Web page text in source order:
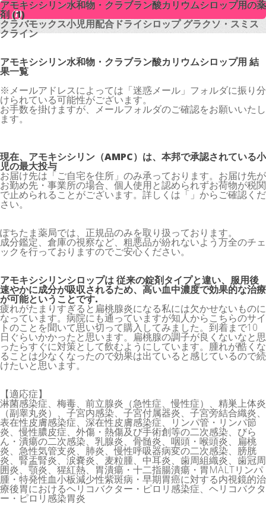
アモキシシリン水和物・クラブラン酸カリウムシロップ用の薬
剤 (1)
クラバモックス小児用配合ドライシロップ グラクソ・スミス
クライン
アモキシシリン水和物・クラブラン酸カリウムシロップ用 結
果一覧
※メールアドレスによっては「迷惑メール」フォルダに振り分
けられている可能性がございます。
お手数を掛けますが、メールフォルダのご確認をお願いいたし
ます。
現在、アモキシシリン（AMPC）は、本邦で承認されている小
児の最大投与
お届け先は「ご自宅を住所」のみ承っております。お届け先が
お勤め先・事業所の場合、個人使用と認められずお荷物が税関
で止められることがございます。詳しくは「」からご確認くだ
さい。
ぽちたま薬局では、正規品のみを取り扱っております。
成分鑑定、倉庫の視察など、粗悪品が紛れないよう万全のチェ
ックを行っておりますのでご安心ください。
アモキシシリンシロップは 従来の錠剤タイプと違い、服用後
速やかに成分が吸収されるため、高い血中濃度で効果的な治療
が可能ということです.
疲れがたまりすぎると扁桃腺炎になる私には欠かせないものに
なっています。病院にも通っていますが知人からこちらのサイ
トのことを聞いて思い切って購入してみました。到着まで10
日ぐらいかかったと思います。扁桃腺の調子が良くないなと思
ったらすぐに対策として飲むようにしています。腫れが酷くな
ることは少なくなったので効果は出ていると感じているので続
けたいと思います。
【適応症】
淋菌感染症、梅毒、前立腺炎（急性症、慢性症）、精巣上体炎
（副睾丸炎）、子宮内感染、子宮付属器炎、子宮旁結合織炎、
表在性皮膚感染症、深在性皮膚感染症、リンパ管・リンパ節
炎、慢性膿皮症、外傷・熱傷及び手術創等の二次感染、びら
ん・潰瘍の二次感染、乳腺炎、骨髄炎、咽頭・喉頭炎、扁桃
炎、急性気管支炎、肺炎、慢性呼吸器病変の二次感染、膀胱
炎、腎盂腎炎、涙嚢炎、麦粒腫、中耳炎、歯周組織炎、歯冠周
囲炎、顎炎、猩紅熱、胃潰瘍・十二指腸潰瘍・胃MALTリンパ
腫・特発性血小板減少性紫斑病・早期胃癌に対する内視鏡的治
療後胃におけるヘリコバクター・ピロリ感染症、ヘリコバクタ
ー・ピロリ感染胃炎
アモキシシリン水和物・クラブラン酸カリウムシロップ用の薬
剤 (1)
クラバモックス小児用配合ドライシロップ グラクソ・スミス
クライン